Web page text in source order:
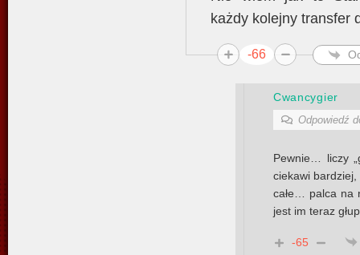
każdy kolejny transfer
-66
Cwancygier
Odpowiedź
Pewnie… liczy
ciekawi
całe… palca na
jest im teraz
-65